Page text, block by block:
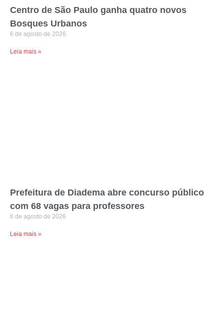
Centro de São Paulo ganha quatro novos
Bosques Urbanos
6 de agosto de 2026
Leia mais »
Prefeitura de Diadema abre concurso público
com 68 vagas para professores
6 de agosto de 2026
Leia mais »